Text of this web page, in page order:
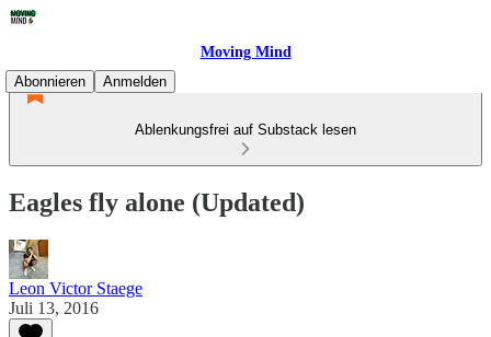
Moving Mind
Abonnieren
Anmelden
Ablenkungsfrei auf Substack lesen
Eagles fly alone (Updated)
Leon Victor Staege
Juli 13, 2016